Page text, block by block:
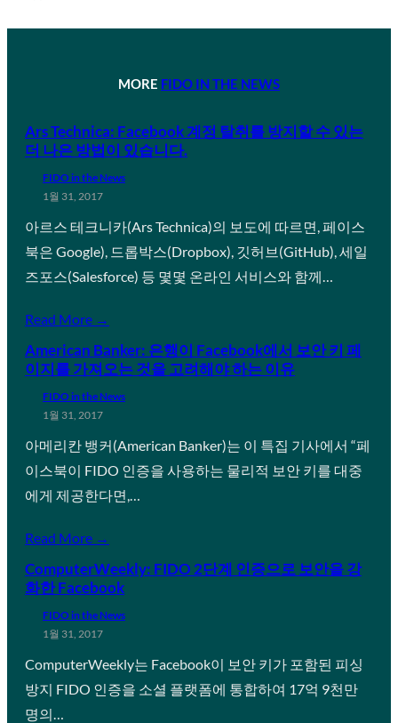
MORE FIDO IN THE NEWS
Ars Technica: Facebook 계정 탈취를 방지할 수 있는
더 나은 방법이 있습니다.
FIDO in the News
1월 31, 2017
아르스 테크니카(Ars Technica)의 보도에 따르면, 페이스
북은 Google), 드롭박스(Dropbox), 깃허브(GitHub), 세일
즈포스(Salesforce) 등 몇몇 온라인 서비스와 함께…
Read More →
American Banker: 은행이 Facebook에서 보안 키 페
이지를 가져오는 것을 고려해야 하는 이유
FIDO in the News
1월 31, 2017
아메리칸 뱅커(American Banker)는 이 특집 기사에서 “페
이스북이 FIDO 인증을 사용하는 물리적 보안 키를 대중
에게 제공한다면,…
Read More →
ComputerWeekly: FIDO 2단계 인증으로 보안을 강
화한 Facebook
FIDO in the News
1월 31, 2017
ComputerWeekly는 Facebook이 보안 키가 포함된 피싱
방지 FIDO 인증을 소셜 플랫폼에 통합하여 17억 9천만
명의…